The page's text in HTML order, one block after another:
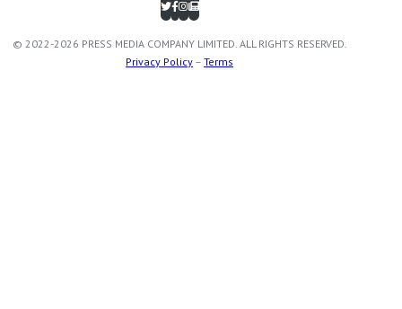
© 2022-2026 PRESS MEDIA COMPANY LIMITED. ALL RIGHTS RESERVED.
Privacy Policy – Terms